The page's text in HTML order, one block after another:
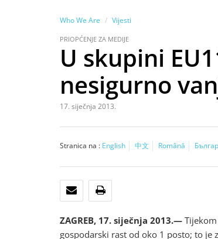
Who We Are Vijesti
PRIOPĆENJE ZA MEDIJE
U skupini
nesigurno
17. siječnja 2013.
Stranica na : English 中文 Română
E-POŠTA
ZAGREB, 17. siječnja 2013.—
gospodarski rast od oko 1 posto; to je